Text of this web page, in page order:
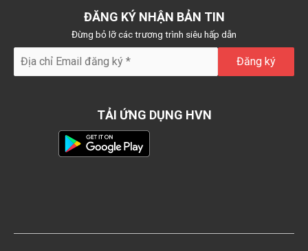
ĐĂNG KÝ NHẬN BẢN TIN
Đừng bỏ lỡ các trương trình siêu hấp dẫn
TẢI ỨNG DỤNG HVN